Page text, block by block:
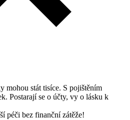
mohou stát tisíce. S pojištěním
Postarají se o účty, vy o lásku k
péči bez finanční zátěže!